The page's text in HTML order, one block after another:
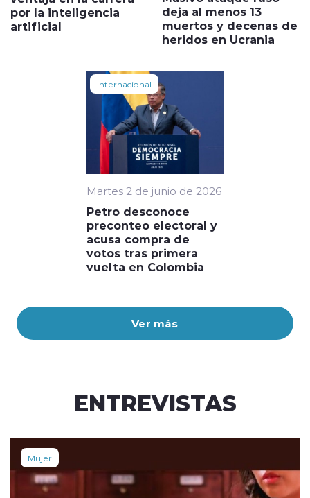
Ver más
por la inteligencia
artificial
deja al menos 13
muertos y decenas de
heridos en Ucrania
Internacional
Martes 2 de junio de 2026
Petro desconoce
preconteo electoral y
acusa compra de
votos tras primera
vuelta en Colombia
ENTREVISTAS
Mujer